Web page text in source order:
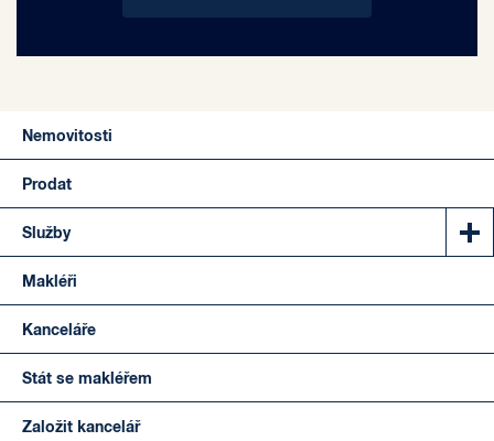
Nemovitosti
Prodat
Služby
Makléři
Kanceláře
Stát se makléřem
Založit kancelář